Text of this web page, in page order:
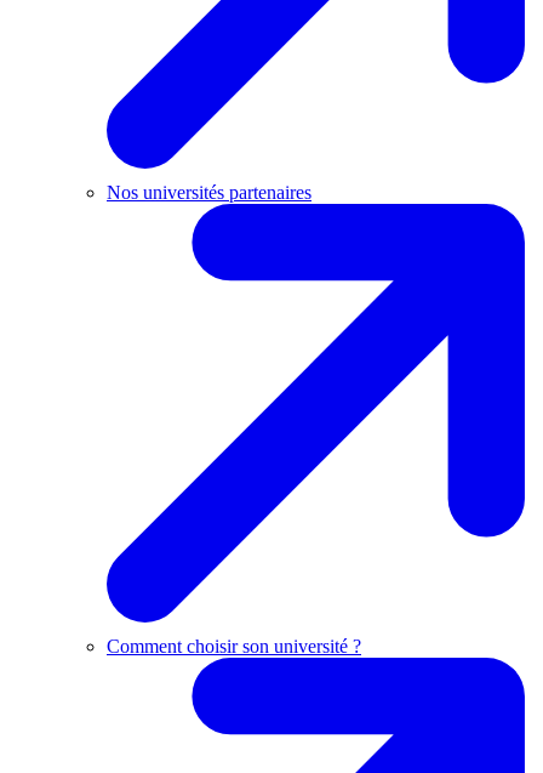
Nos universités partenaires
Comment choisir son université ?